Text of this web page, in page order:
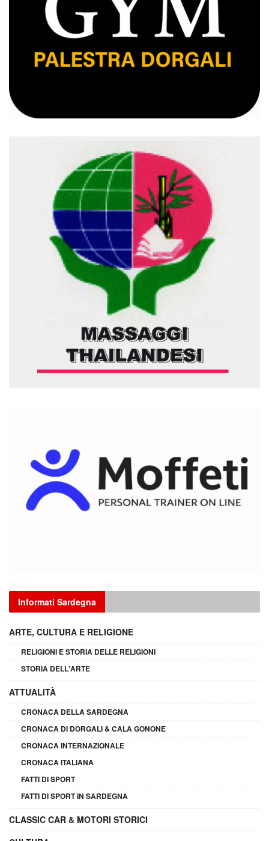
Informati Sardegna
ARTE, CULTURA E RELIGIONE
RELIGIONI E STORIA DELLE RELIGIONI
STORIA DELL'ARTE
ATTUALITÀ
CRONACA DELLA SARDEGNA
CRONACA DI DORGALI & CALA GONONE
CRONACA INTERNAZIONALE
CRONACA ITALIANA
FATTI DI SPORT
FATTI DI SPORT IN SARDEGNA
CLASSIC CAR & MOTORI STORICI